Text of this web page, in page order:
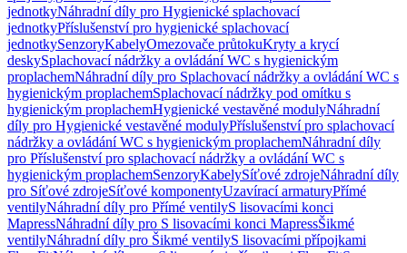
jednotkyNáhradní díly pro Hygienické splachovací
jednotkyPříslušenství pro hygienické splachovací
jednotkySenzoryKabelyOmezovače průtokuKryty a krycí
deskySplachovací nádržky a ovládání WC s hygienickým
proplachemNáhradní díly pro Splachovací nádržky a ovládání WC s
hygienickým proplachemSplachovací nádržky pod omítku s
hygienickým proplachemHygienické vestavěné modulyNáhradní
díly pro Hygienické vestavěné modulyPříslušenství pro splachovací
nádržky a ovládání WC s hygienickým proplachemNáhradní díly
pro Příslušenství pro splachovací nádržky a ovládání WC s
hygienickým proplachemSenzoryKabelySíťové zdrojeNáhradní díly
pro Síťové zdrojeSíťové komponentyUzavírací armaturyPřímé
ventilyNáhradní díly pro Přímé ventilyS lisovacími konci
MapressNáhradní díly pro S lisovacími konci MapressŠikmé
ventilyNáhradní díly pro Šikmé ventilyS lisovacími přípojkami